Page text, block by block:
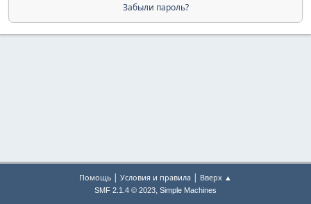
Забыли пароль?
Помощь | Условия и правила | Вверх ▲
SMF 2.1.4 © 2023, Simple Machines